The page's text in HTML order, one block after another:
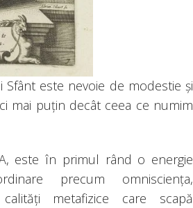
este nevoie de modestie și
mai puțin decât ceea ce numim
este în primul rând o energie
precum omnisciența,
metafizice care scapă